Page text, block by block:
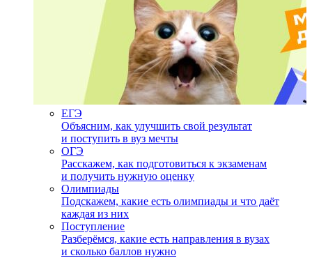
ЕГЭ
Объясним, как улучшить свой результат
и поступить в вуз мечты
ОГЭ
Расскажем, как подготовиться к экзаменам
и получить нужную оценку
Олимпиады
Подскажем, какие есть олимпиады и что даёт
каждая из них
Поступление
Разберёмся, какие есть направления в вузах
и сколько баллов нужно